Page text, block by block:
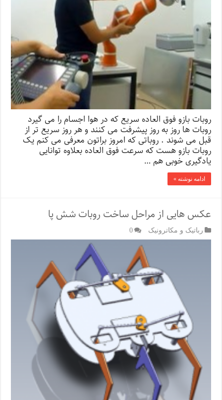
روبات بازو فوق العاده سریع که در هوا اجسام را می گیرد
روبات ها روز به روز پیشرفت می کنند و هر روز سریع تر از
قبل می شوند . روباتی که امروز براتون معرفی می کنم یک
روبات بازو هست که سرعت فوق العاده بعلاوه توانایی
یادگیری خوبی هم …
ادامه نوشته »
عکس هایی از مراحل ساخت روبات شش پا
رباتیک و مکاترونیک 0